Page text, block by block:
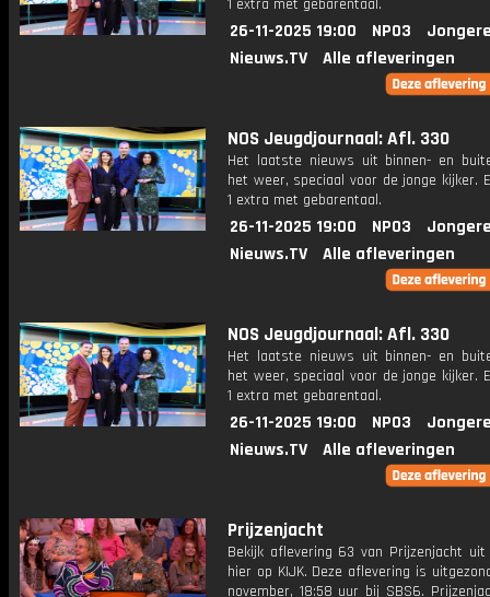
1 extra met gebarentaal.
26-11-2025 19:00 NPO3
Nieuws.TV
Alle afleveringen
NOS Jeugdjournaal: Afl. 330
Het laatste nieuws uit binnen- en
het weer, speciaal voor de jonge kijker.
1 extra met gebarentaal.
26-11-2025 19:00 NPO3
Nieuws.TV
Alle afleveringen
NOS Jeugdjournaal: Afl. 330
Het laatste nieuws uit binnen- en
het weer, speciaal voor de jonge kijker.
1 extra met gebarentaal.
26-11-2025 19:00 NPO3
Nieuws.TV
Alle afleveringen
Prijzenjacht
Bekijk aflevering 63 van Prijzenjacht uit
hier op KIJK. Deze aflevering is
november, 18:58 uur bij SBS6.